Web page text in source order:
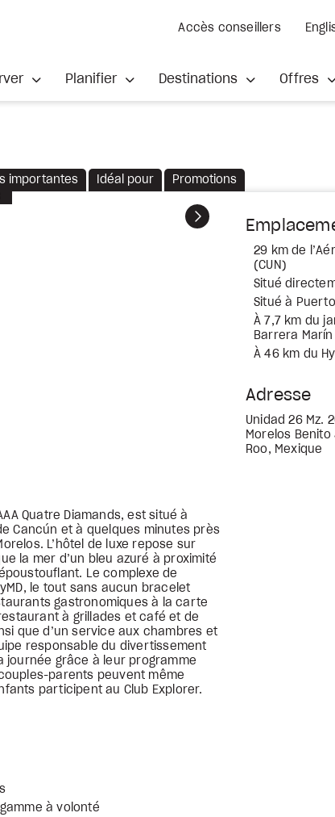
Accès conseillers
Planifier Destinations Offres
importantes Idéal pour Promotions
Suivant
29 km de
(CUN)
Situé
Situé à
À 7,7 km du
Barrera Marín
À 46 km du
Adresse
Unidad 26 Mz.
Morelos Benito
Roo, Mexique
Quatre Diamands, est situé à
Cancún et à quelques minutes près
L’hôtel de luxe repose sur
la mer d’un bleu azuré à proximité
Le complexe de
le tout sans aucun bracelet
gastronomiques à la carte
à grillades et café et de
que d’un service aux chambres et
responsable du divertissement
journée grâce à leur programme
parents peuvent même
participent au Club Explorer.
à volonté